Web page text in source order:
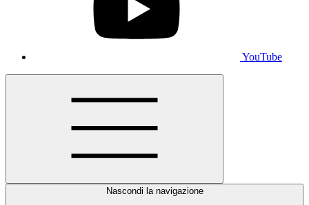
YouTube
Nascondi la navigazione